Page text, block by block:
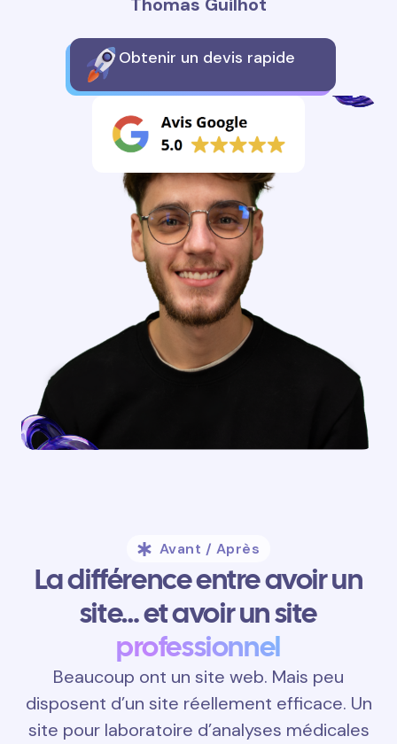
Obtenir un devis rapide
Avant / Après
La différence entre avoir un
site… et avoir un site
professionnel
Beaucoup ont un site web. Mais peu
disposent d’un site réellement efficace. Un
site pour laboratoire d’analyses médicales